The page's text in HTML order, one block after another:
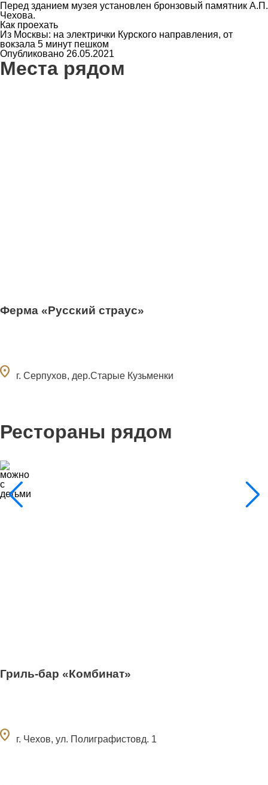
Перед зданием музея установлен бронзовый памятник А.П.
Чехова.
Как проехать
Из Москвы: на электрички Курского направления, от
вокзала 5 минут пешком
Опубликовано 26.05.2021
Места рядом
Ферма «Русский страус»
г. Серпухов, дер.Старые Кузьменки
Рестораны рядом
Гриль-бар «Комбинат»
г. Чехов, ул. Полиграфистовд. 1